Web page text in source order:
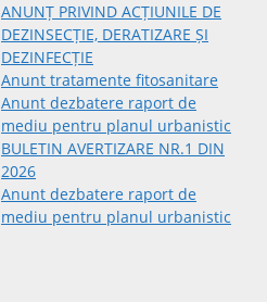
ANUNȚ PRIVIND ACȚIUNILE DE
DEZINSECȚIE, DERATIZARE ȘI
DEZINFECȚIE
Anunt tratamente fitosanitare
Anunt dezbatere raport de
mediu pentru planul urbanistic
BULETIN AVERTIZARE NR.1 DIN
2026
Anunt dezbatere raport de
mediu pentru planul urbanistic